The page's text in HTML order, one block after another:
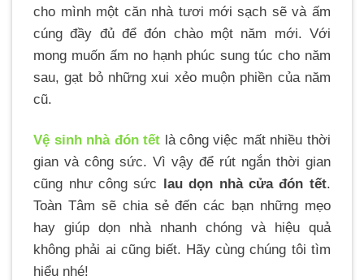
cho mình một căn nhà tươi mới sạch sẽ và ấm
cúng đầy đủ để đón chào một năm mới. Với
mong muốn ấm no hạnh phúc sung túc cho năm
sau, gạt bỏ những xui xẻo muộn phiền của năm
cũ.
Vệ sinh nhà đón tết là công việc mất nhiều thời
gian và công sức. Vì vậy để rút ngắn thời gian
cũng như công sức lau dọn nhà cửa đón tết.
Toàn Tâm sẽ chia sẻ đến các bạn những mẹo
hay giúp dọn nhà nhanh chóng và hiệu quả
không phải ai cũng biết. Hãy cùng chúng tôi tìm
hiểu nhé!